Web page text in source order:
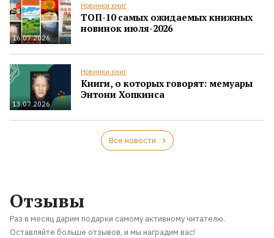
16.07.2026
Новинки книг
ТОП-10 самых ожидаемых книжных
новинок июля-2026
13.07.2026
Новинки книг
Книги, о которых говорят: мемуары
Энтони Хопкинса
Все новости
Отзывы
Раз в месяц дарим подарки самому активному читателю.
Оставляйте больше отзывов, и мы наградим вас!